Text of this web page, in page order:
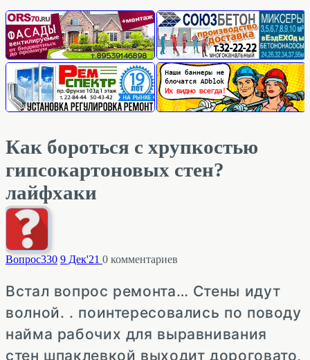
Как бороться с хрупкостью
гипсокартоновых стен?
лайфхаки
Вопрос330 9 Дек'21 0 комментариев
Встал вопрос ремонта… Стены идут
волной. . поинтересовались по поводу
найма рабочих для выравнивания
стен шпаклевкой выходит дороговато,